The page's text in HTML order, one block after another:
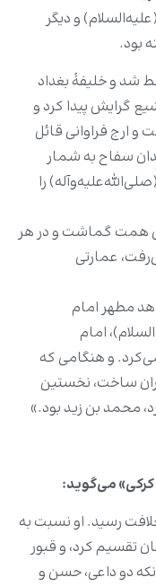
و دیگر
بود.
شد و خلیفۀ بغداد
گرایش پیدا کرد و
و ارج فراوانی قائل
سفاح به‌ شمار
را
همت گماشت و در هر
عمارتی
مطهر امام
امام
و هنگامی که
ساخت، نخستین
محمد بن زید بود.»
می‌گوید:
رسید. او نسبت به
تقسیم کرد، و قبور
دو داعی، حسن و